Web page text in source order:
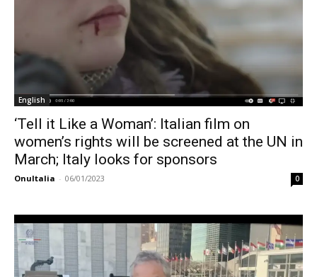
English
‘Tell it Like a Woman’: Italian film on
women’s rights will be screened at the UN in
March; Italy looks for sponsors
OnuItalia - 06/01/2023 0